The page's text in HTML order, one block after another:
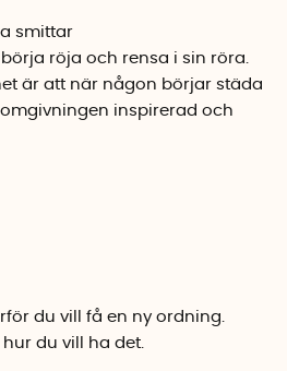
smittar
röja och rensa i sin röra.
är att när någon börjar städa
inspirerad och
du vill få en ny ordning.
du vill ha det.